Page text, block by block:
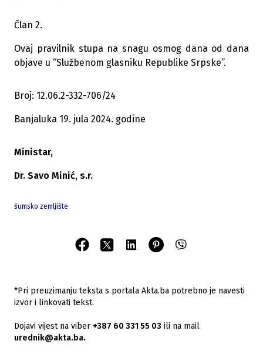
Član 2.
Ovaj pravilnik stupa na snagu osmog dana od dana
objave u “Službenom glasniku Republike Srpske”.
Broj: 12.06.2-332-706/24
Banjaluka 19. jula 2024. godine
Ministar,
Dr. Savo Minić, s.r.
šumsko zemljište
*Pri preuzimanju teksta s portala Akta.ba potrebno je navesti
izvor i linkovati tekst.
Dojavi vijest na viber +387 60 331 55 03 ili na mail
urednik@akta.ba.